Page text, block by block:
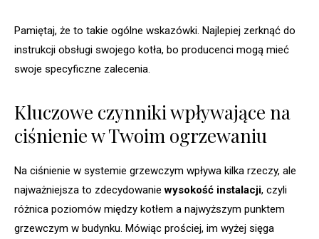
Pamiętaj, że to takie ogólne wskazówki. Najlepiej zerknąć do
instrukcji obsługi swojego kotła, bo producenci mogą mieć
swoje specyficzne zalecenia.
Kluczowe czynniki wpływające na
ciśnienie w Twoim ogrzewaniu
Na ciśnienie w systemie grzewczym wpływa kilka rzeczy, ale
najważniejsza to zdecydowaniewysokość instalacji, czyli
różnica poziomów między kotłem a najwyższym punktem
grzewczym w budynku. Mówiąc prościej, im wyżej sięga